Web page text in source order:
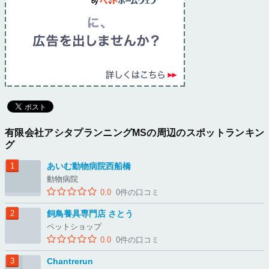
有限会社アシタプランニングMSの周辺のスポットランキン
グ
あいむ動物病院西船橋
動物病院
0.0 0件の口コミ
飼鳥養具専門店 さとう
ペットショップ
0.0 0件の口コミ
Chantrerun